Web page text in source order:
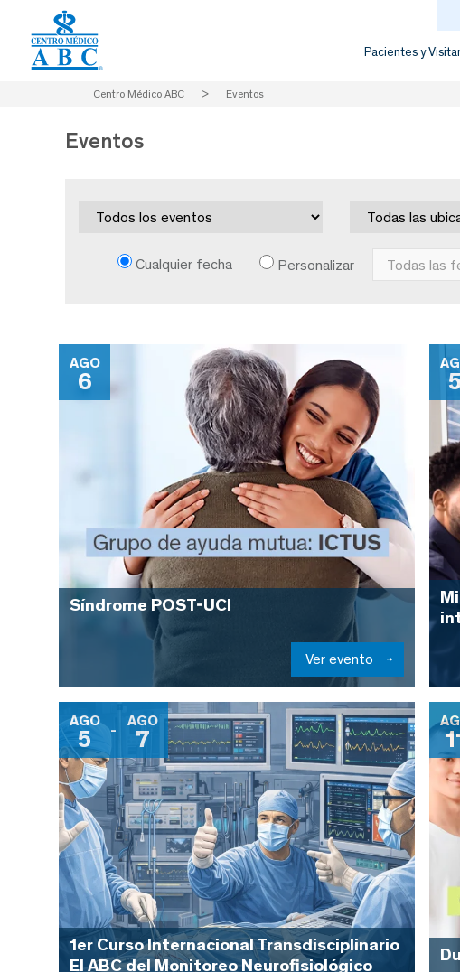
Pacientes y
Centro Médico ABC > Eventos
Eventos
Cualquier fecha Personalizar
AGO
6
Síndrome POST-UCI
Ver evento
5
AGO
5 -
AGO
7
1er Curso Internacional Transdisciplinario
El ABC del Monitoreo Neurofisiológico